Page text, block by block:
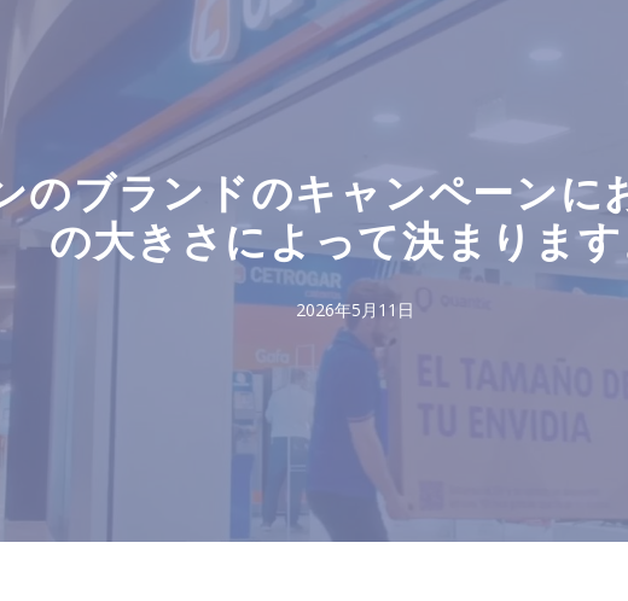
のブランドのキャンペーンに
の大きさによって決まりま
2026年5月11日